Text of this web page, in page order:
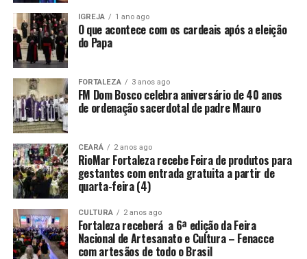
IGREJA 1 ano ago
O que acontece com os cardeais após a eleição
do Papa
FORTALEZA 3 anos ago
FM Dom Bosco celebra aniversário de 40 anos
de ordenação sacerdotal de padre Mauro
CEARÁ 2 anos ago
RioMar Fortaleza recebe Feira de produtos para
gestantes com entrada gratuita a partir de
quarta-feira (4)
CULTURA 2 anos ago
Fortaleza receberá a 6ª edição da Feira
Nacional de Artesanato e Cultura – Fenacce
com artesãos de todo o Brasil